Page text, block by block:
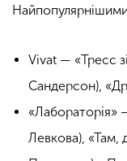
Vivat — «Тресс
Сандерсон),
«Лабораторія»
Левкова), «Там,